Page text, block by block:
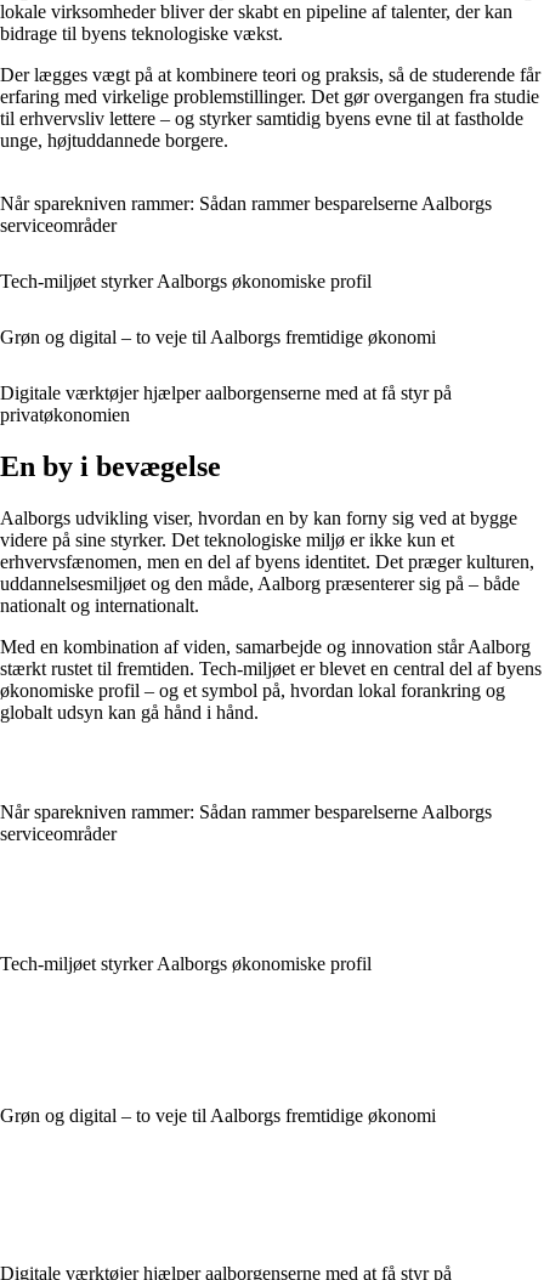
lokale virksomheder bliver der skabt en pipeline af talenter, der kan
bidrage til byens teknologiske vækst.
Der lægges vægt på at kombinere teori og praksis, så de studerende får
erfaring med virkelige problemstillinger. Det gør overgangen fra studie
til erhvervsliv lettere – og styrker samtidig byens evne til at fastholde
unge, højtuddannede borgere.
Når sparekniven rammer: Sådan rammer besparelserne Aalborgs
serviceområder
Tech-miljøet styrker Aalborgs økonomiske profil
Grøn og digital – to veje til Aalborgs fremtidige økonomi
Digitale værktøjer hjælper aalborgenserne med at få styr på
privatøkonomien
En by i bevægelse
Aalborgs udvikling viser, hvordan en by kan forny sig ved at bygge
videre på sine styrker. Det teknologiske miljø er ikke kun et
erhvervsfænomen, men en del af byens identitet. Det præger kulturen,
uddannelsesmiljøet og den måde, Aalborg præsenterer sig på – både
nationalt og internationalt.
Med en kombination af viden, samarbejde og innovation står Aalborg
stærkt rustet til fremtiden. Tech-miljøet er blevet en central del af byens
økonomiske profil – og et symbol på, hvordan lokal forankring og
globalt udsyn kan gå hånd i hånd.
Når sparekniven rammer: Sådan rammer besparelserne Aalborgs
serviceområder
Tech-miljøet styrker Aalborgs økonomiske profil
Grøn og digital – to veje til Aalborgs fremtidige økonomi
Digitale værktøjer hjælper aalborgenserne med at få styr på